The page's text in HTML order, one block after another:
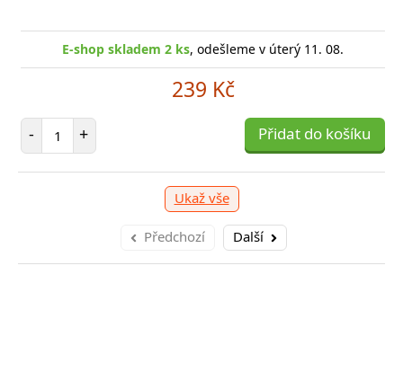
E-shop skladem 2 ks, odešleme v úterý 11. 08.
239 Kč
- Počet položek
+ Přidat do košíku
Ukaž vše
Předchozí Další